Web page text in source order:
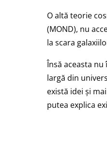
O altă teorie
(MOND), nu
la scara
Însă aceasta
largă din
există idei și
putea explica